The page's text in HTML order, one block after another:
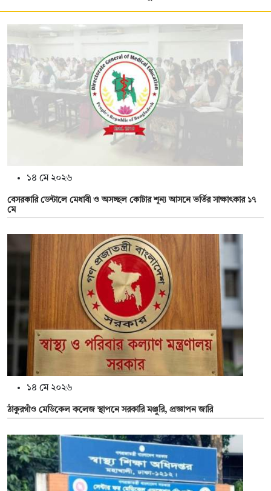
১৪ মে ২০২৬
বেসরকারি ডেন্টালে মেধাবী ও অসচ্ছল কোটার শূন্য আসনে ভর্তির সাক্ষাৎকার ১৭
মে
১৪ মে ২০২৬
ঠাকুরগাঁও মেডিকেল কলেজ স্থাপনে সরকারি মঞ্জুরি, প্রজ্ঞাপন জারি